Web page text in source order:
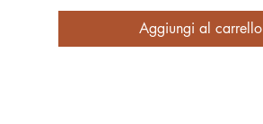
Aggiungi al carrello